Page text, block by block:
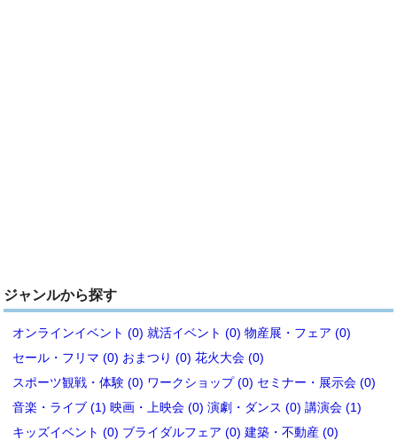
ジャンルから探す
オンラインイベント (0) 就活イベント (0) 物産展・フェア (0)
セール・フリマ (0) おまつり (0) 花火大会 (0)
スポーツ観戦・体験 (0) ワークショップ (0) セミナー・展示会 (0)
音楽・ライブ (1) 映画・上映会 (0) 演劇・ダンス (0) 講演会 (1)
キッズイベント (0) ブライダルフェア (0) 建築・不動産 (0)